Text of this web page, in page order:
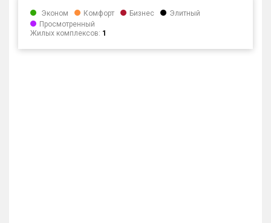
Эконом Комфорт Бизнес
Элитный
Просмотренный
Жилых комплексов: 1